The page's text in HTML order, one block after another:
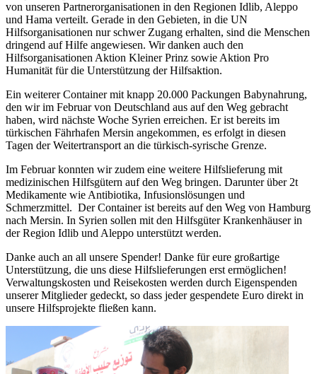
von unseren Partnerorganisationen in den Regionen Idlib, Aleppo
und Hama verteilt. Gerade in den Gebieten, in die UN
Hilfsorganisationen nur schwer Zugang erhalten, sind die Menschen
dringend auf Hilfe angewiesen. Wir danken auch den
Hilfsorganisationen Aktion Kleiner Prinz sowie Aktion Pro
Humanität für die Unterstützung der Hilfsaktion.
Ein weiterer Container mit knapp 20.000 Packungen Babynahrung,
den wir im Februar von Deutschland aus auf den Weg gebracht
haben, wird nächste Woche Syrien erreichen. Er ist bereits im
türkischen Fährhafen Mersin angekommen, es erfolgt in diesen
Tagen der Weitertransport an die türkisch-syrische Grenze.
Im Februar konnten wir zudem eine weitere Hilfslieferung mit
medizinischen Hilfsgütern auf den Weg bringen. Darunter über 2t
Medikamente wie Antibiotika, Infusionslösungen und
Schmerzmittel. Der Container ist bereits auf den Weg von Hamburg
nach Mersin. In Syrien sollen mit den Hilfsgüter Krankenhäuser in
der Region Idlib und Aleppo unterstützt werden.
Danke auch an all unsere Spender! Danke für eure großartige
Unterstützung, die uns diese Hilfslieferungen erst ermöglichen!
Verwaltungskosten und Reisekosten werden durch Eigenspenden
unserer Mitglieder gedeckt, so dass jeder gespendete Euro direkt in
unsere Hilfsprojekte fließen kann.